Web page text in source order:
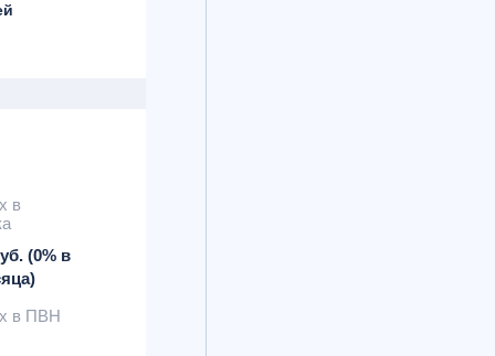
в
(0% в
в ПВН